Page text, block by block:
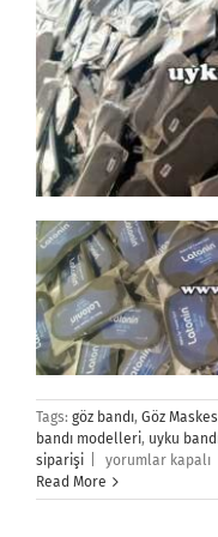
Tags: göz bandı, Göz
bandı modelleri, uyku
siparişi
REFERANSLAR
için
yorumlar kapalı
Read More